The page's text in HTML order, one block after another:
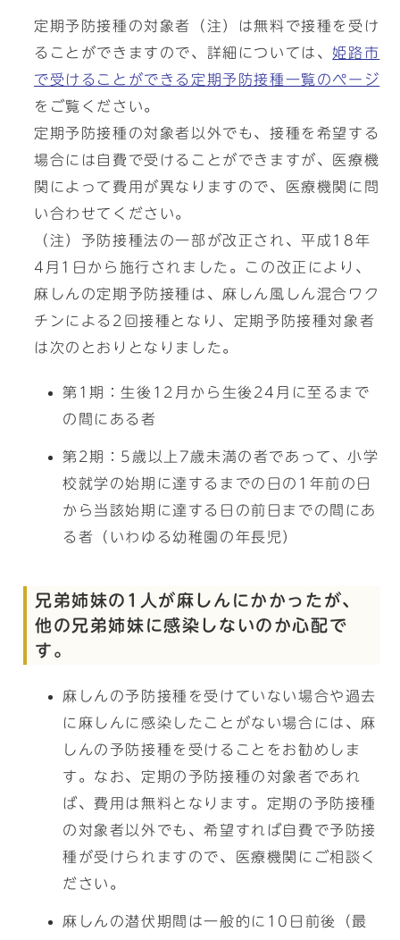
定期予防接種の対象者（注）は無料で接種を受け
ることができますので、詳細については、姫路市
で受けることができる定期予防接種一覧のページ
をご覧ください。
定期予防接種の対象者以外でも、接種を希望する
場合には自費で受けることができますが、医療機
関によって費用が異なりますので、医療機関に問
い合わせてください。
（注）予防接種法の一部が改正され、平成18年
4月1日から施行されました。この改正により、
麻しんの定期予防接種は、麻しん風しん混合ワク
チンによる2回接種となり、定期予防接種対象者
は次のとおりとなりました。
第1期：生後12月から生後24月に至るまで
の間にある者
第2期：5歳以上7歳未満の者であって、小学
校就学の始期に達するまでの日の1年前の日
から当該始期に達する日の前日までの間にあ
る者（いわゆる幼稚園の年長児）
兄弟姉妹の1人が麻しんにかかったが、
他の兄弟姉妹に感染しないのか心配で
す。
麻しんの予防接種を受けていない場合や過去
に麻しんに感染したことがない場合には、麻
しんの予防接種を受けることをお勧めしま
す。なお、定期の予防接種の対象者であれ
ば、費用は無料となります。定期の予防接種
の対象者以外でも、希望すれば自費で予防接
種が受けられますので、医療機関にご相談く
ださい。
麻しんの潜伏期間は一般的に10日前後（最